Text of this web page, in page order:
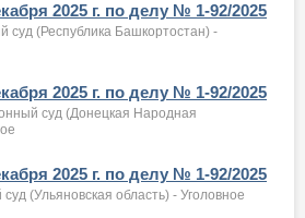
2025 г. по делу № 1-92/2025
суд (Республика Башкортостан) -
2025 г. по делу № 1-92/2025
суд (Донецкая Народная
2025 г. по делу № 1-92/2025
(Ульяновская область) - Уголовное